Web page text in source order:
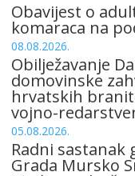
Obavijest o
komaraca na
08.08.2026.
Obilježavanje
domovinske
hrvatskih
vojno-
05.08.2026.
Radni sastanak
Grada Mursko